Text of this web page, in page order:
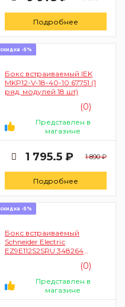
Подробнее
скидка -5%
Бокс встраиваемый IEK
MKP12-V-18-40-10 67751 (1
ряд, модулей 18 шт)
(0)
Представлен в
магазине
1 795.5 ₽ 1 890 ₽
Подробнее
скидка -5%
Бокс встраиваемый
Schneider Electriс
EZ9E112S2SRU 348264
(0)
Представлен в
магазине